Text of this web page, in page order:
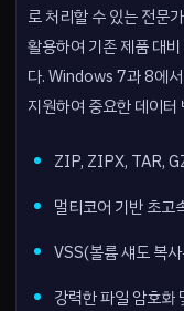
로 처리할 수 있는 전문
활용하여 기존 제품 대
다. Windows 7과 8에
지원하여 중요한 데이
ZIP, ZIPX, TAR,
멀티코어 기반 초고
VSS(볼륨 섀도 복
강력한 파일 암호화